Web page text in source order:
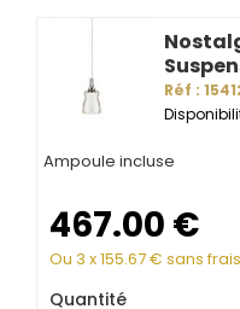
Réf :
Ampoule incluse
467.00 €
Ou 3 x155.67€ sans frais
Quantité